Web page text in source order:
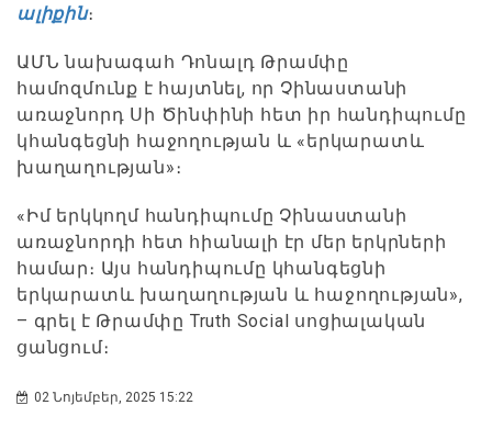
ալիքին։
ԱՄՆ նախագահ Դոնալդ Թրամփը
համոզմունք է հայտնել, որ Չինաստանի
առաջնորդ Սի Ծինփինի հետ իր հանդիպումը
կհանգեցնի հաջողության և «երկարատև
խաղաղության»։
«Իմ երկկողմ հանդիպումը Չինաստանի
առաջնորդի հետ հիանալի էր մեր երկրների
համար։ Այս հանդիպումը կհանգեցնի
երկարատև խաղաղության և հաջողության»,
– գրել է Թրամփը Truth Social սոցիալական
ցանցում։
02 Նոյեմբեր, 2025 15:22